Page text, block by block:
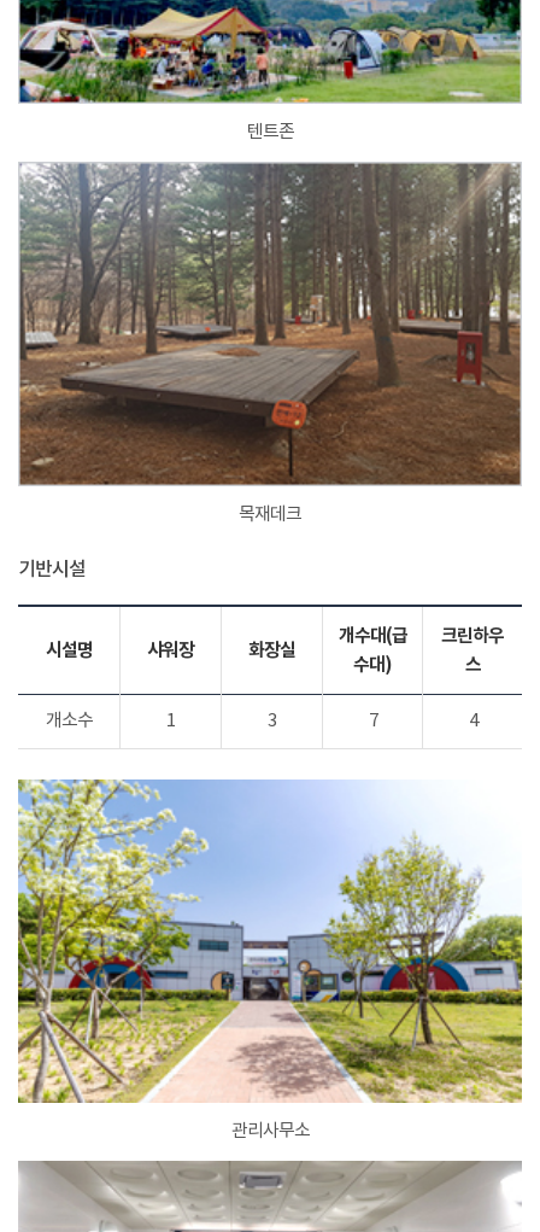
텐트존
목재데크
기반시설
시설명 샤워장 화장실
개수대(급
수대)
크린하우
스
개소수 1 3 7 4
관리사무소